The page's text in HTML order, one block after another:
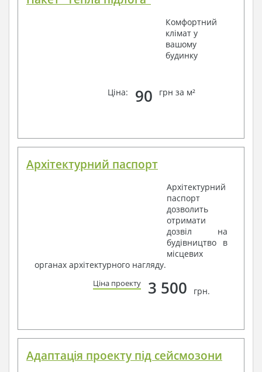
Комфортний
клімат у
вашому
будинку
Ціна: 90 грн за м²
Архітектурний паспорт
Архітектурний
паспорт
дозволить
отримати
дозвіл на
будівництво в
місцевих
органах архітектурного нагляду.
Ціна проекту 3 500 грн.
Адаптація проекту під сейсмозони